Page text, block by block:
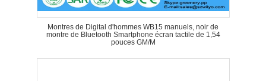
Montres de Digital d'hommes WB15 manuels, noir de
montre de Bluetooth Smartphone écran tactile de 1,54
pouces GM/M